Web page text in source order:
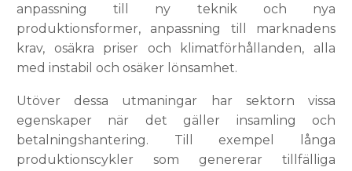
anpassning till ny teknik och nya
produktionsformer, anpassning till marknadens
krav, osäkra priser och klimatförhållanden, alla
med instabil och osäker lönsamhet.
Utöver dessa utmaningar har sektorn vissa
egenskaper när det gäller insamling och
betalningshantering. Till exempel långa
produktionscykler som genererar tillfälliga